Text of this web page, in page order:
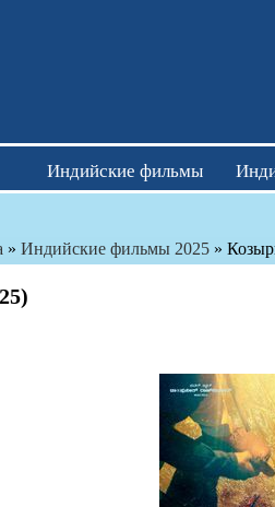
Индийские фильмы
» Индийские фильмы 2025 »